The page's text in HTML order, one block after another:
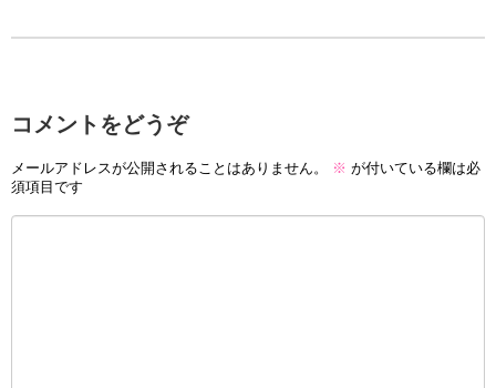
コメントをどうぞ
メールアドレスが公開されることはありません。 ※ が付いている欄は必
須項目です